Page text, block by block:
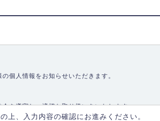
個人情報をお知らせいただきます。
を遵守し、適切な取り扱いをいたします。
上、入力内容の確認にお進みください。